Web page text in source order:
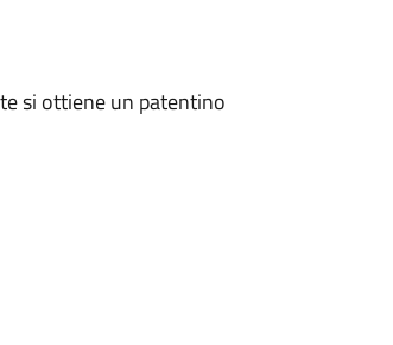
si ottiene un patentino